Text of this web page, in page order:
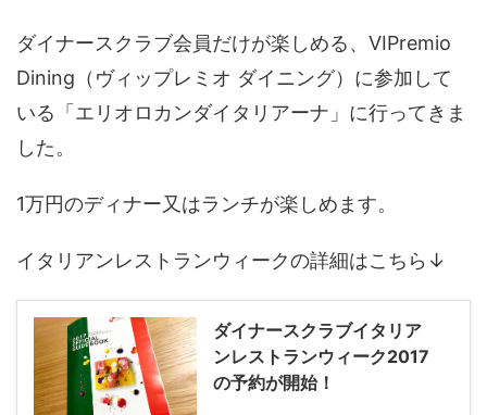
ダイナースクラブ会員だけが楽しめる、VIPremio
Dining（ヴィップレミオ ダイニング）に参加して
いる「エリオロカンダイタリアーナ」に行ってきま
した。
1万円のディナー又はランチが楽しめます。
イタリアンレストランウィークの詳細はこちら↓
ダイナースクラブイタリア
ンレストランウィーク2017
の予約が開始！